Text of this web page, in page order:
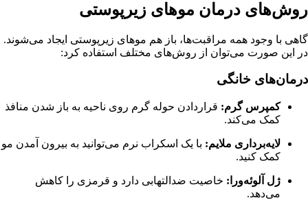
روش‌های درمان موهای زیرپوستی
گاهی با وجود همه مراقبت‌ها، باز هم موهای زیرپوستی ایجاد می‌شوند.
در این صورت می‌توان از روش‌های مختلف استفاده کرد:
درمان‌های خانگی
کمپرس گرم: قراردادن حوله گرم روی ناحیه به باز شدن منافذ
کمک می‌کند.
لایه‌برداری ملایم: با یک اسکراب نرم می‌توانید به بیرون آمدن مو
کمک کنید.
ژل آلوئه‌ورا: خاصیت ضدالتهابی دارد و قرمزی را کاهش
می‌دهد.